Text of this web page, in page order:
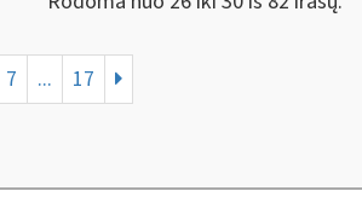
7 ... 17